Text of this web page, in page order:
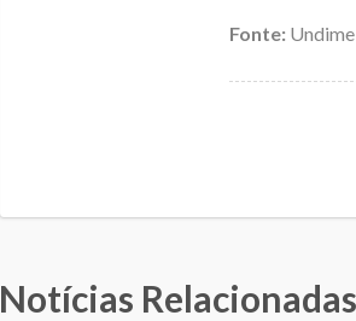
Fonte: Undime
Notícias Relacionadas